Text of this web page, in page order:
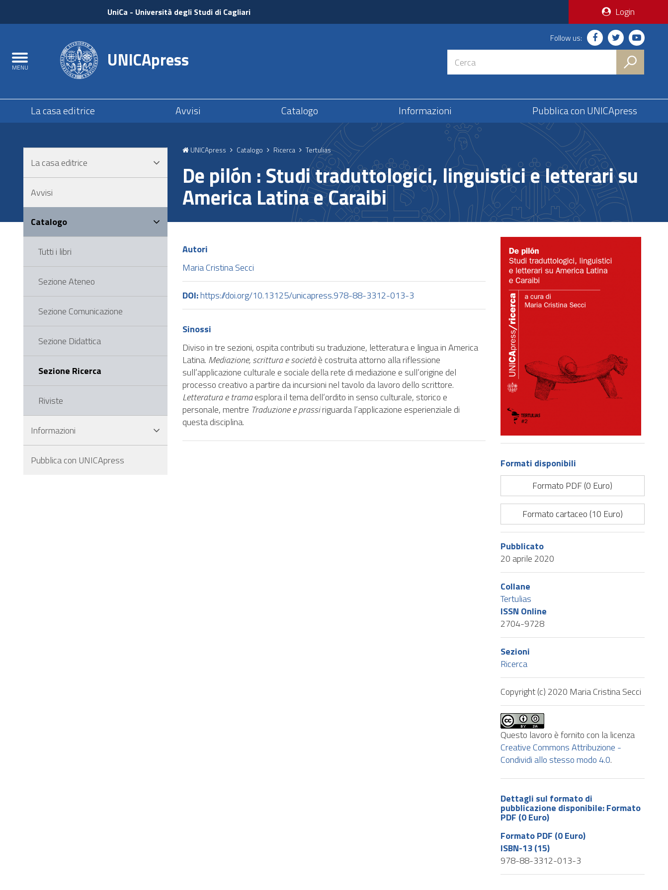
principale
Salta
navigazione
al
sito
UniCa - Università degli Studi di Cagliari Login
Toggle
navigation
MENU UNICApress
Follow us:
SubmenuLa casa editrice Avvisi Catalogo Informazioni Pubblica con UNICApress
UNICApress Catalogo Ricerca Tertulias
De pilón : Studi traduttologici, linguistici e letterari su
America Latina e Caraibi
Autori
Maria Cristina Secci
DOI:https://doi.org/10.13125/unicapress.978-88-3312-013-3
Sinossi
Diviso in tre sezioni, ospita contributi su traduzione, letteratura e lingua in America
Latina. Mediazione, scrittura e societàè costruita attorno alla riflessione
sull’applicazione culturale e sociale della rete di mediazione e sull’origine del
processo creativo a partire da incursioni nel tavolo da lavoro dello scrittore.
Letteratura e tramaesplora il tema dell’ordito in senso culturale, storico e
personale, mentre Traduzione e prassiriguarda l’applicazione esperienziale di
questa disciplina.
Formati disponibili
Formato PDF (0 Euro)
Formato cartaceo (10 Euro)
Pubblicato
20 aprile 2020
Collane
Tertulias
ISSN Online
2704-9728
Sezioni
Ricerca
Copyright (c) 2020 Maria Cristina Secci
Questo lavoro è fornito con la licenza
Creative Commons Attribuzione -
Condividi allo stesso modo 4.0.
Dettagli sul formato di
pubblicazione disponibile: Formato
PDF (0 Euro)
Formato PDF (0 Euro)
ISBN-13 (15)
978-88-3312-013-3
La casa editrice
Avvisi
Catalogo
Tutti i libri
Sezione Ateneo
Sezione Comunicazione
Sezione Didattica
Sezione Ricerca
Riviste
Informazioni
Pubblica con UNICApress